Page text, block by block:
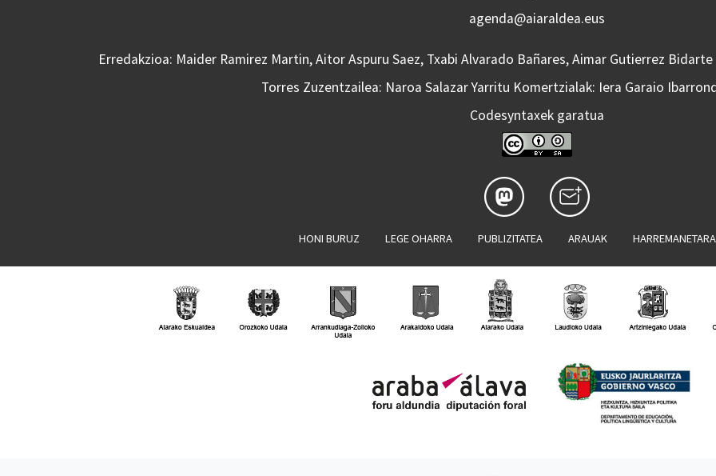
agenda@aiaraldea.eus
Erredakzioa: Maider Ramirez Martin, Aitor Aspuru Saez, Txabi Alvarado Bañares, Aimar Gutierrez
Torres Zuzentzailea: Naroa Salazar Yarritu Komertzialak: Iera Garaio
Codesyntaxek garatua
HONI BURUZ LEGE OHARRA PUBLIZITATEA ARAUAK